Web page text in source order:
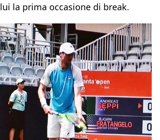
la prima occasione di break.